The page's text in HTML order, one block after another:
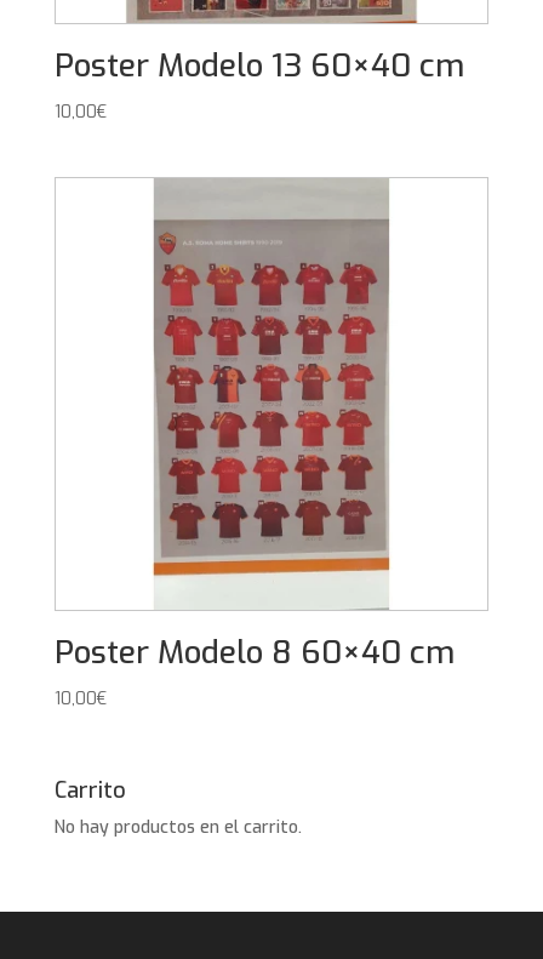
Poster Modelo 13 60×40 cm
10,00€
Poster Modelo 8 60×40 cm
10,00€
Carrito
No hay productos en el carrito.